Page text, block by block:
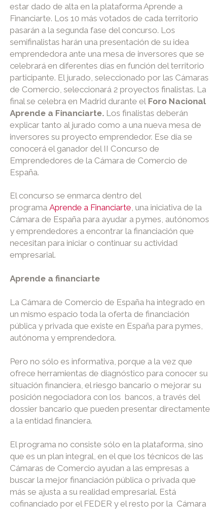
estar dado de alta en la plataforma Aprende a
Financiarte. Los 10 más votados de cada territorio
pasarán a la segunda fase del concurso. Los
semifinalistas harán una presentación de su idea
emprendedora ante una mesa de inversores que se
celebrará en diferentes días en función del territorio
participante. El jurado, seleccionado por las Cámaras
de Comercio, seleccionará 2 proyectos finalistas. La
final se celebra en Madrid durante el Foro Nacional
Aprende a Financiarte. Los finalistas deberán
explicar tanto al jurado como a una nueva mesa de
inversores su proyecto emprendedor. Ese día se
conocerá el ganador del II Concurso de
Emprendedores de la Cámara de Comercio de
España.
El concurso se enmarca dentro del
programa Aprende a Financiarte, una iniciativa de la
Cámara de España para ayudar a pymes, autónomos
y emprendedores a encontrar la financiación que
necesitan para iniciar o continuar su actividad
empresarial.
Aprende a financiarte
La Cámara de Comercio de España ha integrado en
un mismo espacio toda la oferta de financiación
pública y privada que existe en España para pymes,
autónoma y emprendedora.
Pero no sólo es informativa, porque a la vez que
ofrece herramientas de diagnóstico para conocer su
situación financiera, el riesgo bancario o mejorar su
posición negociadora con los bancos, a través del
dossier bancario que pueden presentar directamente
a la entidad financiera.
El programa no consiste sólo en la plataforma, sino
que es un plan integral, en el que los técnicos de las
Cámaras de Comercio ayudan a las empresas a
buscar la mejor financiación pública o privada que
más se ajusta a su realidad empresarial. Está
cofinanciado por el FEDER y el resto por la Cámara